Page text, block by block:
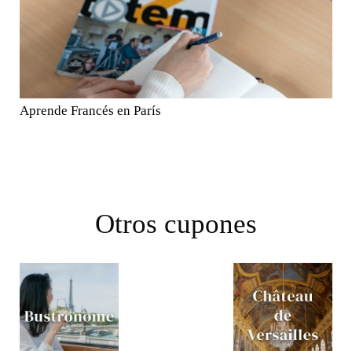
Aprende Francés en París
Otros cupones